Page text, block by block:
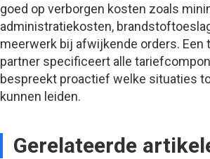
goed op verborgen kosten zoals
administratiekosten,
meerwerk bij afwijkende orders. Een
partner specificeert alle
bespreekt proactief welke situaties
kunnen leiden.
Gerelateerde